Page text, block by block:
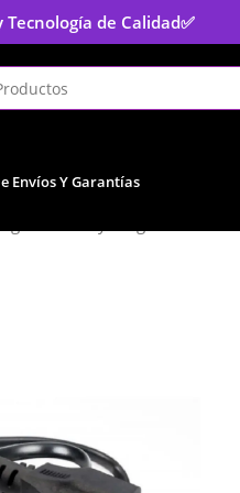
Tecnología de Calidad✅
Envíos Y Garantías